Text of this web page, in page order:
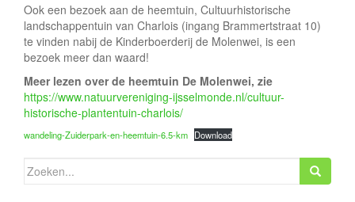
Ook een bezoek aan de heemtuin, Cultuurhistorische
landschappentuin van Charlois (ingang Brammertstraat 10)
te vinden nabij de Kinderboerderij de Molenwei, is een
bezoek meer dan waard!
Meer lezen over de heemtuin De Molenwei, zie
https://www.natuurvereniging-ijsselmonde.nl/cultuur-
historische-plantentuin-charlois/
wandeling-Zuiderpark-en-heemtuin-6.5-km Download
Zoeken
naar: